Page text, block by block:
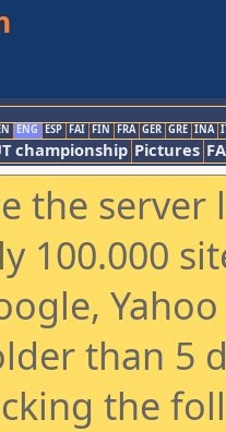
ENG ESP FAI FIN FRA GER GRE INA
championship Pictures
the
100.000
than 5
the